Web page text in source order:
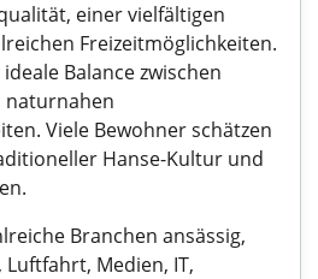
einer vielfältigen
Freizeitmöglichkeiten.
Balance zwischen
naturnahen
Viele Bewohner schätzen
Hanse-Kultur und
Branchen ansässig,
Medien, IT,